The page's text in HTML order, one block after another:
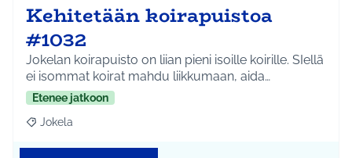
Kehitetään koirapuistoa
#1032
Jokelan koirapuisto on liian pieni isoille koirille. SIellä
ei isommat koirat mahdu liikkumaan, aida…
Etenee jatkoon
Rajaa tulokset aihepiirin mukaan: Jokela
Jokela